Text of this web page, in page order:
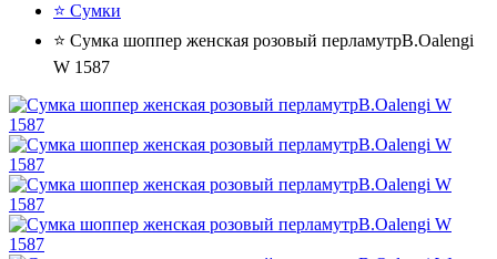
⭐ Сумки
⭐ Сумка шоппер женская розовый перламутрB.Oalengi
W 1587